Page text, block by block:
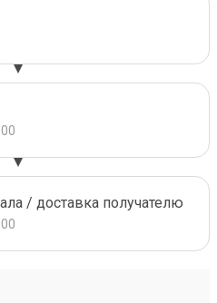
/ доставка получателю